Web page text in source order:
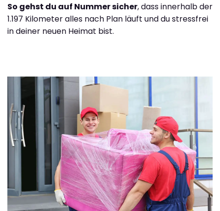
So gehst du auf Nummer sicher, dass innerhalb der
1.197 Kilometer alles nach Plan läuft und du stressfrei
in deiner neuen Heimat bist.